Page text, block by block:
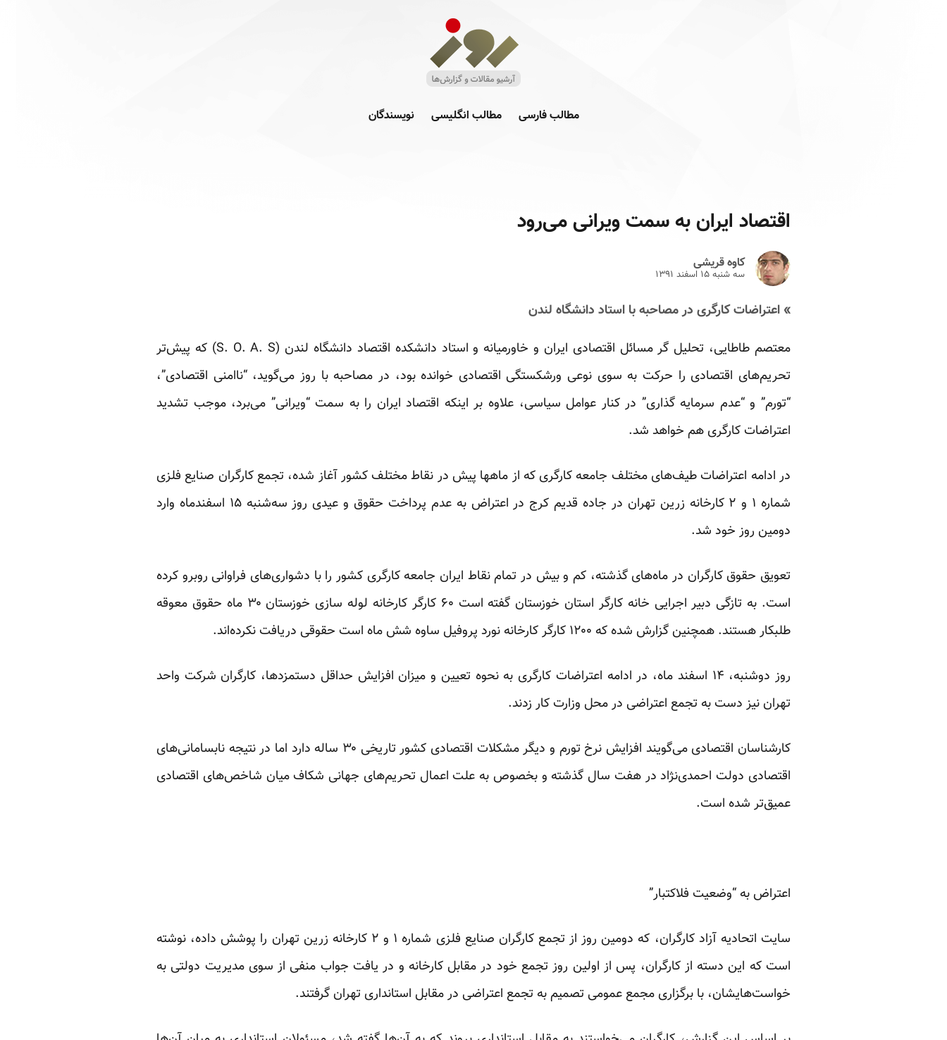
مطالب فارسی مطالب انگلیسی نویسندگان
اقتصاد ایران به سمت ویرانی می‌رود
کاوه قریشی
سه شنبه ۱۵ اسفند ۱۳۹۱
» اعتراضات کارگری در مصاحبه با استاد دانشگاه لندن
معتصم طاطایی، تحلیل گر مسائل اقتصادی ایران و خاورمیانه و استاد دانشکده اقتصاد دانشگاه لندن (S. O. A. S) که پیش‌تر
تحریم‌های اقتصادی را حرکت به سوی نوعی ورشکستگی اقتصادی خوانده بود، در مصاحبه با روز می‌گوید، “نا‌امنی اقتصادی”،
“تورم” و “عدم سرمایه گذاری” در کنار عوامل سیاسی، علاوه بر اینکه اقتصاد ایران را به سمت “ویرانی” می‌برد، موجب تشدید
اعتراضات کارگری هم خواهد شد.
در ادامه اعتراضات طیف‌های مختلف جامعه کارگری که از ماهها پیش در نقاط مختلف کشور آغاز شده، تجمع کارگران صنایع فلزی
شماره ۱ و ۲ کارخانه زرین تهران در جاده قدیم کرج در اعتراض به عدم پرداخت حقوق و عیدی روز سه‌شنبه ۱۵ اسفندماه وارد
دومین روز خود شد.
تعویق حقوق کارگران در ماه‌های گذشته، کم و بیش در تمام نقاط ایران جامعه کارگری کشور را با دشواری‌های فراوانی روبرو کرده
است. به تازگی دبیر اجرایی خانه کارگر استان خوزستان گفته است ۶۰ کارگر کارخانه لوله سازی خوزستان ۳۰ ماه حقوق معوقه
طلبکار هستند. همچنین گزارش شده که ۱۲۰۰ کارگر کارخانه نورد پروفیل ساوه شش ماه است حقوقی دریافت نکرده‌اند.
روز دوشنبه، ۱۴ اسفند ماه، در ادامه اعتراضات کارگری به نحوه تعیین و میزان افزایش حداقل دستمزد‌ها، کارگران شرکت واحد
تهران نیز دست به تجمع اعتراضی در محل وزارت کار زدند.
کار‌شناسان اقتصادی می‌گویند افزایش نرخ تورم و دیگر مشکلات اقتصادی کشور تاریخی ۳۰ ساله دارد اما در نتیجه نا‌بسامانی‌های
اقتصادی دولت احمدی‌نژاد در هفت سال گذشته و بخصوص به علت اعمال تحریم‌های جهانی شکاف میان شاخص‌های اقتصادی
عمیق‌تر شده است.
اعتراض به “وضعیت فلاکتبار”
سایت اتحادیه آزاد کارگران، که دومین روز از تجمع کارگران صنایع فلزی شماره ۱ و ۲ کارخانه زرین تهران را پوشش داده، نوشته
است که این دسته از کارگران، پس از اولین روز تجمع خود در مقابل کارخانه و در یافت جواب منفی از سوی مدیریت دولتی به
خواست‌هایشان، با برگزاری مجمع عمومی تصمیم به تجمع اعتراضی در مقابل استانداری تهران گرفتند.